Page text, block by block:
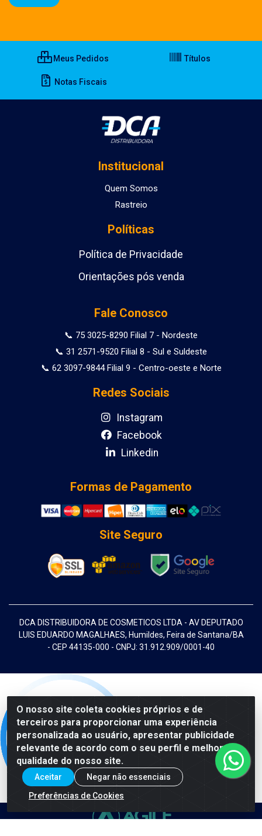
O nosso site coleta cookies próprios e de
terceiros para proporcionar uma experiência
personalizada ao usuário, apresentar publicidade
relevante de acordo com o seu perfil e melhorar a
qualidade do nosso site.
Aceitar
Negar não essenciais
Preferências de Cookies
Meus Pedidos Títulos
Notas Fiscais
Institucional
Quem Somos
Rastreio
Políticas
Política de Privacidade
Orientações pós venda
Fale Conosco
📞 75 3025-8290 Filial 7 - Nordeste
📞 31 2571-9520 Filial 8 - Sul e Suldeste
📞 62 3097-9844 Filial 9 - Centro-oeste e Norte
Redes Sociais
Instagram
Facebook
Linkedin
Formas de Pagamento
Site Seguro
DCA DISTRIBUIDORA DE COSMETICOS LTDA - AV DEPUTADO
LUIS EDUARDO MAGALHAES, Humildes, Feira de Santana/BA
- CEP 44135-000 - CNPJ: 31.912.909/0001-40